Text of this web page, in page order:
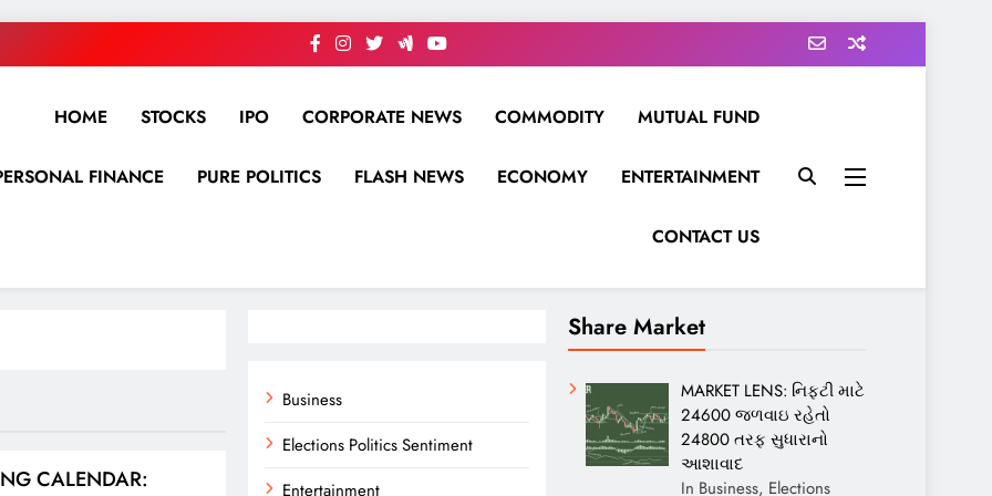
HOME STOCKS IPO CORPORATE NEWS COMMODITY MUTUAL FUND
FINANCE PURE POLITICS FLASH NEWS ECONOMY ENTERTAINMENT
CONTACT US
Business
Elections Politics Sentiment
Entertainment
CALENDAR:
Share Market
MARKET LENS: નિફ્ટી માટે
24600 જળવાઇ રહેતો
24800 તરફ સુધારાનો
આશાવાદ
In Business, Elections